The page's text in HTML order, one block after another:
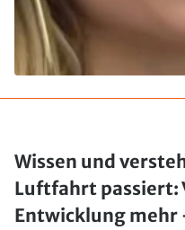
Wissen und
Luftfahrt passiert:
Entwicklung mehr